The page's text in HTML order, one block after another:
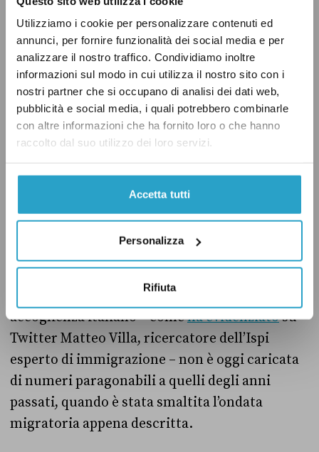
Utilizziamo i cookie per personalizzare contenuti ed
annunci, per fornire funzionalità dei social media e per
analizzare il nostro traffico. Condividiamo inoltre
informazioni sul modo in cui utilizza il nostro sito con i
nostri partner che si occupano di analisi dei dati web,
pubblicità e social media, i quali potrebbero combinarle
con altre informazioni che ha fornito loro o che hanno
raccolto dal suo utilizzo dei loro servizi.
Accetta tutti
Personalizza
Rifiuta
170 mila nel 2014, quasi 154 mila nel 2015 e
poco più di 181 milanel 2016.
Nel 2020, ad oggi, come abbiamo già detto gli
sbarchi sono stati poco più di 19 mila.
Gli arrivi totali nei primi otto mesi del 2020
non sono paragonabili con quelli del triennio
citato da Nicolini. Al 31 agosto 2014
infatti arrivati112.687 migranti, nel 2015
Inoltre anche la situazione nel sistema di
accoglienza italiano – comeha evidenziatosu
Twitter Matteo Villa, ricercatore dell’Ispi
esperto di immigrazione – non è oggi caricata
di numeri paragonabili a quelli degli anni
passati, quando è stata smaltita l’ondata
migratoria appena descritta.